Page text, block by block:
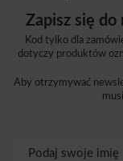
Zapisz się do
Kod tylko dla
dotyczy produktów
Aby otrzymywać
Podaj swoje imię